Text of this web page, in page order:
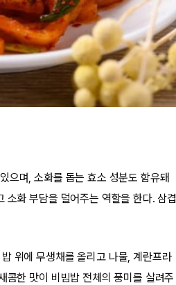
으며, 소화를 돕는 효소 성분도 함유돼
소화 부담을 덜어주는 역할을 한다. 삼겹
위에 무생채를 올리고 나물, 계란프라
콤한 맛이 비빔밥 전체의 풍미를 살려주